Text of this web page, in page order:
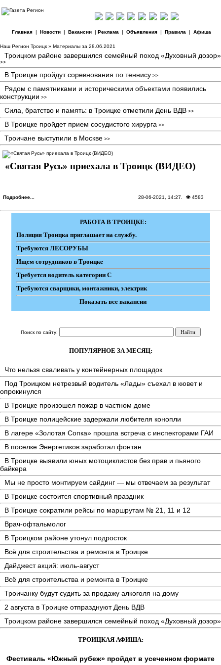
Главная| Новости| Вакансии| Реклама | Объявления| Правила | Афиша
Наш Регион Троицк » Материалы за 28.06.2021
Троицком районе завершился семейный поход «Духовный дозор»
>>
В Троицке пройдут соревнования по теннису >>
Рядом с памятниками и историческими объектами появились
конструкции >>
Сила, братство и память: в Троицке отметили День ВДВ >>
В Троицке пройдет прием сосудистого хирурга >>
Троичане выступили в Москве >>
«Святая Русь» приехала в Троицк (ВИДЕО)
Подробнее... 28-06-2021, 14:27 . 👁 4583
РАБОТА В ТРОИЦКЕ:
Полиция Троицка приглашает на службу.
Требуются ЛЕСОРУБЫ
Ищем сотрудников в Троицке
Требуется водитель категории С
Требуются сварщики, монтажники, электрик
Показать все вакансии
Поиск по сайту:
ПОПУЛЯРНОЕ ЗА МЕСЯЦ:
Что нельзя сваливать у контейнерных площадок
Под Троицком нетрезвый водитель «Лады» съехал в кювет и
опрокинулся
В Троицке произошел пожар в частном доме
В Троицке полицейские задержали любителя конопли
В лагере «Золотая Сопка» прошла встреча с инспекторами ГАИ
В поселке Энергетиков заработал фонтан
В Троицке выявили юных мотоциклистов без прав и пьяного
байкера
Мы не просто монтируем сайдинг — мы отвечаем за результат
В Троицке состоится спортивный праздник
В Троицке сократили рейсы по маршрутам № 21, 11 и 12
Врач-офтальмолог
В Троицком районе утонул подросток
Всё для строительства и ремонта в Троицке
Дайджест акций: июль-август
Всё для строительства и ремонта в Троицке
Троичанку будут судить за продажу алкоголя на дому
2 августа в Троицке отпразднуют День ВДВ
Троицком районе завершился семейный поход «Духовный дозор»
ТРОИЦКАЯ АФИША:
Фестиваль «Южный рубеж» пройдет в усеченном формате